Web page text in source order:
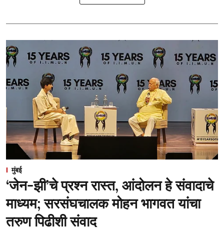
मुंबई
‘जेन-झी’चे प्रश्न रास्त, आंदोलन हे संवादाचे
माध्यम; सरसंघचालक मोहन भागवत यांचा
तरुण पिढीशी संवाद